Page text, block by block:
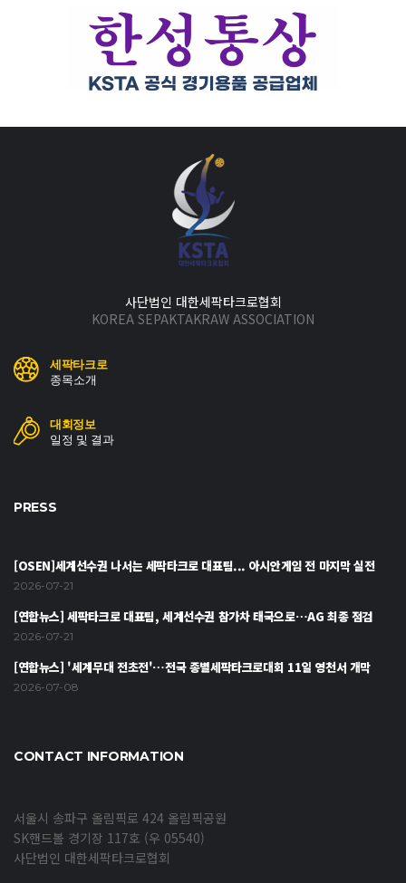
사단법인 대한세팍타크로협회
KOREA SEPAKTAKRAW ASSOCIATION
세팍타크로
종목소개
대회정보
일정 및 결과
PRESS
[OSEN]세계선수권 나서는 세팍타크로 대표팀... 아시안게임 전 마지막 실전
2026-07-21
[연합뉴스] 세팍타크로 대표팀, 세계선수권 참가차 태국으로…AG 최종 점검
2026-07-21
[연합뉴스] '세계무대 전초전'…전국 종별세팍타크로대회 11일 영천서 개막
2026-07-08
CONTACT INFORMATION
서울시 송파구 올림픽로 424 올림픽공원
SK핸드볼 경기장 117호 (우 05540)
사단법인 대한세팍타크로협회